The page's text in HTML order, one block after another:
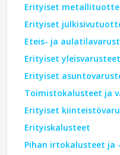
Erityiset
Erityiset
Eteis- ja
Erityiset yleisvarusteet
Erityiset
Toimistokalusteet ja
Erityiset
Erityiskalusteet
Pihan irtokalusteet ja